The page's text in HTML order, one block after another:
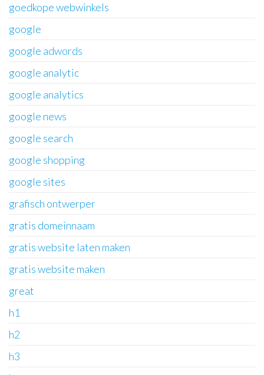
goedkope webwinkels
google
google adwords
google analytic
google analytics
google news
google search
google shopping
google sites
grafisch ontwerper
gratis domeinnaam
gratis website laten maken
gratis website maken
great
h1
h2
h3